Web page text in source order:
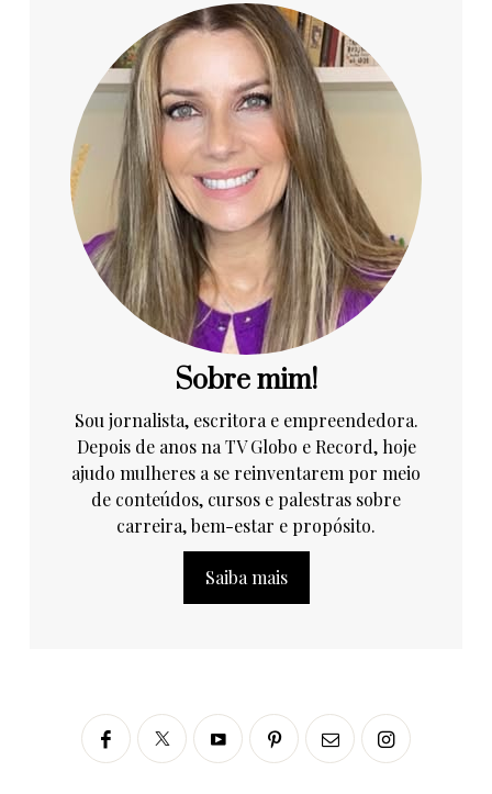
Sobre mim!
Sou jornalista, escritora e empreendedora.
Depois de anos na TV Globo e Record, hoje
ajudo mulheres a se reinventarem por meio
de conteúdos, cursos e palestras sobre
carreira, bem-estar e propósito.
Saiba mais